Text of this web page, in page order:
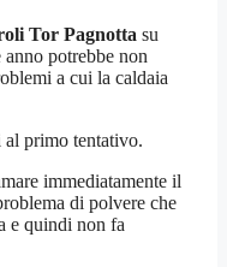
Tor Pagnotta su
potrebbe non
a cui la caldaia
al primo tentativo.
immediatamente il
di polvere che
e quindi non fa